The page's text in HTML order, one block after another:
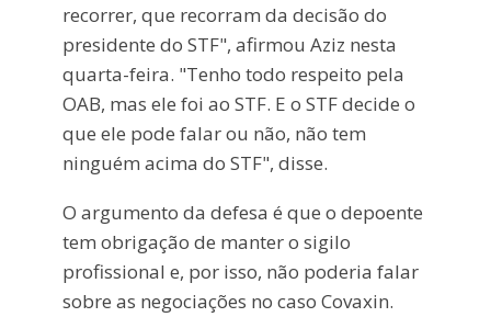
recorrer, que recorram da decisão do
presidente do STF", afirmou Aziz nesta
quarta-feira. "Tenho todo respeito pela
OAB, mas ele foi ao STF. E o STF decide o
que ele pode falar ou não, não tem
ninguém acima do STF", disse.
O argumento da defesa é que o depoente
tem obrigação de manter o sigilo
profissional e, por isso, não poderia falar
sobre as negociações no caso Covaxin.